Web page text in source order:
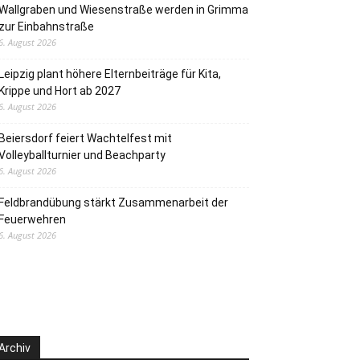
und Wiesenstraße werden in Grimma
zur Einbahnstraße
6. August 2026
Leipzig plant höhere Elternbeiträge für Kita,
Krippe und Hort ab 2027
6. August 2026
Beiersdorf feiert Wachtelfest mit
und Beachparty
6. August 2026
Feldbrandübung stärkt Zusammenarbeit der
Feuerwehren
6. August 2026